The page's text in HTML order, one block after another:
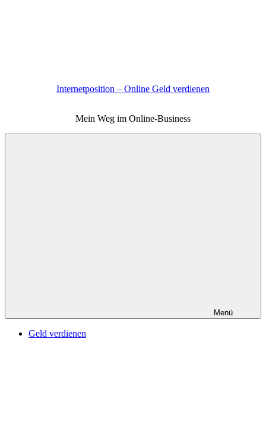
Internetposition – Online Geld verdienen
Mein Weg im Online-Business
Menü
Geld verdienen